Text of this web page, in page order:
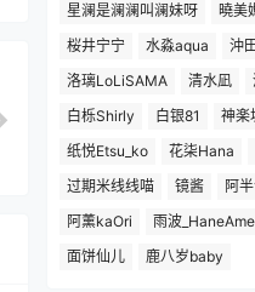
星澜是澜澜叫澜妹呀
曉美
桜井宁宁
水淼aqua
沖
洛璃LoLiSAMA
清水凪
白栎Shirly
白银81
神楽
纸悦Etsu_ko
花柒Hana
过期米线线喵
镜酱
阿
阿薰kaOri
雨波_HaneAme
面饼仙儿
鹿八岁baby